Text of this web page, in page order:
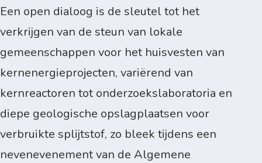
Een open dialoog is de sleutel tot het
verkrijgen van de steun van lokale
gemeenschappen voor het huisvesten van
kernenergieprojecten, variërend van
kernreactoren tot onderzoekslaboratoria en
diepe geologische opslagplaatsen voor
verbruikte splijtstof, zo bleek tijdens een
nevenevenement van de Algemene